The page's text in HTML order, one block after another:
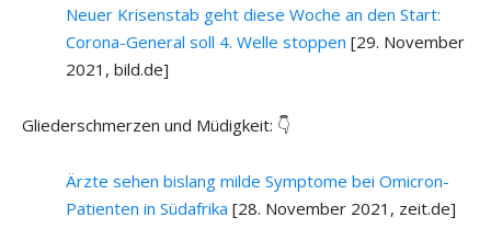
Neuer Krisenstab geht diese Woche an den Start:
Corona-General soll 4. Welle stoppen [29. November
2021, bild.de]
Gliederschmerzen und Müdigkeit: 👇
Ärzte sehen bislang milde Symptome bei Omicron-
Patienten in Südafrika [28. November 2021, zeit.de]